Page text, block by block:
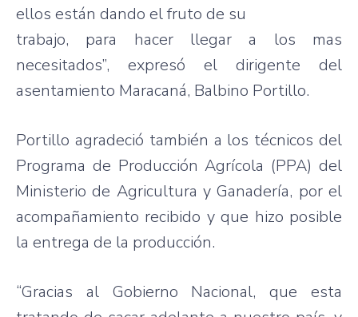
ellos están dando el fruto de su
trabajo, para hacer llegar a los mas
necesitados”, expresó el dirigente del
asentamiento Maracaná, Balbino Portillo.
Portillo agradeció también a los técnicos del
Programa de Producción Agrícola (PPA) del
Ministerio de Agricultura y Ganadería, por el
acompañamiento recibido y que hizo posible
la entrega de la producción.
“Gracias al Gobierno Nacional, que esta